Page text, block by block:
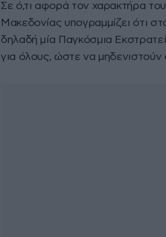
Σε ό,τι αφορά τον χαρακτήρα
Μακεδονίας υπογραμμίζει ότι
δηλαδή μία Παγκόσμια
για όλους, ώστε να μηδενιστούν